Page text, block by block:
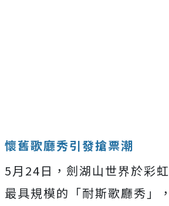
懷舊歌廳秀引發搶票潮
5月24日，劍湖山世界於彩
最具規模的「耐斯歌廳秀」